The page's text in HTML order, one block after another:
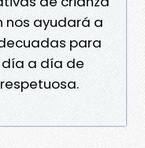
nos ayudará a
para
a día de